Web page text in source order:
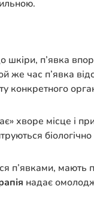
п’явка
же час п’явка
конкретного
хворе місце і
п’явками,
надає